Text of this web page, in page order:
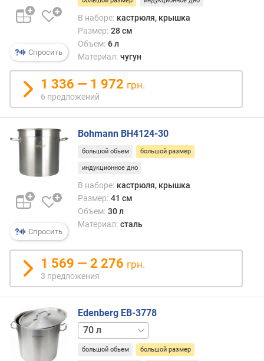
с
.
а
з
м
е
р
(
м
н
.
б
м
л
м
Спросить
В наборе: кастрюля, крышка
Размер: 28 см
Объем: 6 л
Материал: чугун
1 336 — 1 972 грн.
6 предложений
Спросить
Bohmann BH4124-30
большой обьем большой размер
индукционное дно
В наборе: кастрюля, крышка
Размер: 41 см
Объем: 30 л
Материал: сталь
1 569 — 2 276 грн.
3 предложения
Edenberg EB-3778
10 л 15 л 25 л
большой обьем большой размер